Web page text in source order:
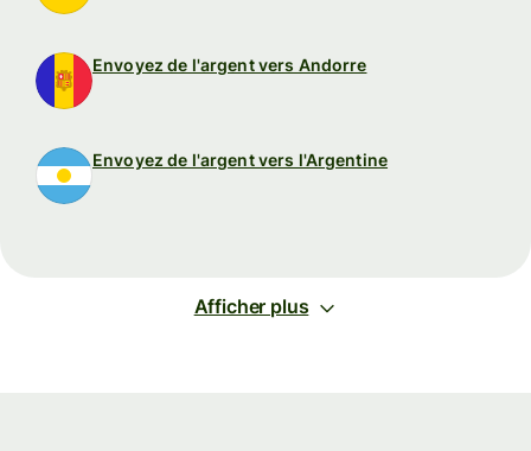
Envoyez de l'argent vers Andorre
Envoyez de l'argent vers l'Argentine
Afficher plus